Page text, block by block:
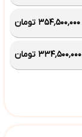
۳۵۴٬۵۰۰٬۰۰۰ تومان
۳۳۴٬۵۰۰٬۰۰۰ تومان